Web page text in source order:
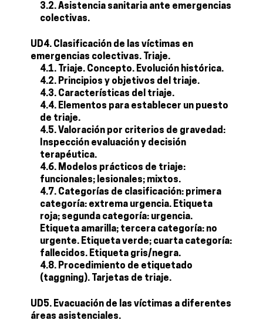
3.2. Asistencia sanitaria ante emergencias
colectivas.
UD4. Clasificación de las víctimas en
emergencias colectivas. Triaje.
4.1. Triaje. Concepto. Evolución histórica.
4.2. Principios y objetivos del triaje.
4.3. Características del triaje.
4.4. Elementos para establecer un puesto
de triaje.
4.5. Valoración por criterios de gravedad:
Inspección evaluación y decisión
terapéutica.
4.6. Modelos prácticos de triaje:
funcionales; lesionales; mixtos.
4.7. Categorías de clasificación: primera
categoría: extrema urgencia. Etiqueta
roja; segunda categoría: urgencia.
Etiqueta amarilla; tercera categoría: no
urgente. Etiqueta verde; cuarta categoría:
fallecidos. Etiqueta gris/negra.
4.8. Procedimiento de etiquetado
(taggning). Tarjetas de triaje.
UD5. Evacuación de las víctimas a diferentes
áreas asistenciales.